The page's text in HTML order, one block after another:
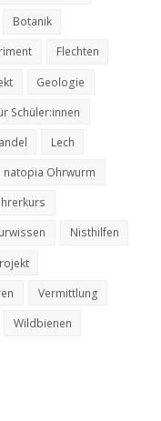
Botanik
Flechten
Geologie
Schüler:innen
Lech
natopia Ohrwurm
Nisthilfen
Vermittlung
Wildbienen